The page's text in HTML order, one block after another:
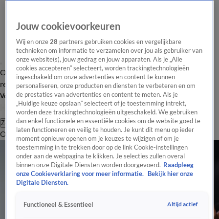
Overzicht Laatste nieuws Regionieuws Het beste van Hart
Tip de
redactie
Volg Hart van Nederland
Zoeken
OverzichtRegioUitzendingenWeerTip de redactiePanelVideo's
Jouw cookievoorkeuren
Wij en onze28 partners gebruiken cookies en vergelijkbare
technieken om informatie te verzamelen over jou als gebruiker van
onze website(s), jouw gedrag en jouw apparaten. Als je „Alle
cookies accepteren” selecteert, worden trackingtechnologieën
ingeschakeld om onze advertenties en content te kunnen
personaliseren, onze producten en diensten te verbeteren en om
de prestaties van advertenties en content te meten. Als je
„Huidige keuze opslaan” selecteert of je toestemming intrekt,
worden deze trackingtechnologieën uitgeschakeld. We gebruiken
dan enkel functionele en essentiële cookies om de website goed te
laten functioneren en veilig te houden. Je kunt dit menu op ieder
moment opnieuw openen om je keuzes te wijzigen of om je
toestemming in te trekken door op de link Cookie-instellingen
onder aan de webpagina te klikken. Je selecties zullen overal
binnen onze Digitale Diensten worden doorgevoerd. Raadpleeg
onze Cookieverklaring voor meer informatie.
Bekijk hier onze
Digitale Diensten.
Functioneel & Essentieel Altijd actief